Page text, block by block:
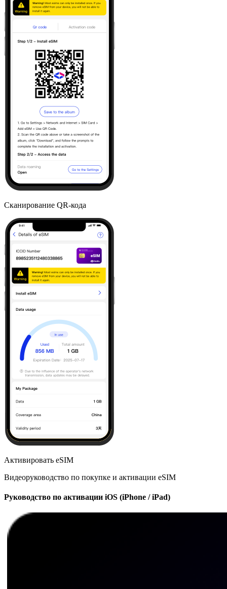
Сканирование QR-кода
Активировать eSIM
Видеоруководство по покупке и активации eSIM
Руководство по активации iOS (iPhone / iPad)